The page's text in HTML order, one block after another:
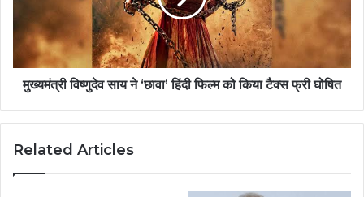
मुख्यमंत्री विष्णुदेव साय ने ‘छावा’ हिंदी फिल्म को किया टैक्स फ्री घोषित
Related Articles